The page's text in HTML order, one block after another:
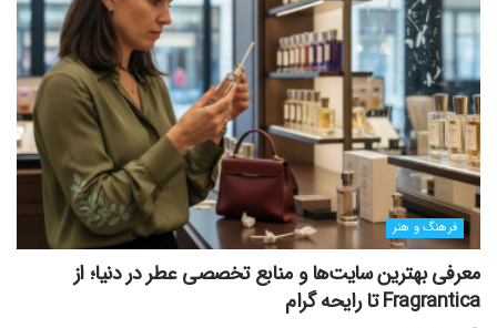
فرهنگ و هنر
معرفی بهترین سایت‌ها و منابع تخصصی عطر در دنیا؛ از
Fragrantica تا رایحه گرام